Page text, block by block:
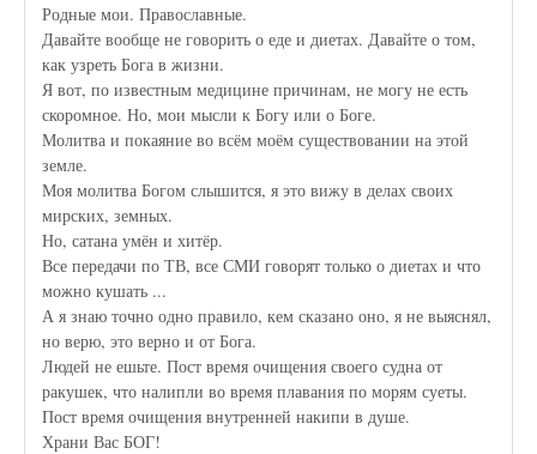
Родные мои. Православные.
Давайте вообще не говорить о еде и диетах. Давайте о том,
как узреть Бога в жизни.
Я вот, по известным медицине причинам, не могу не есть
скоромное. Но, мои мысли к Богу или о Боге.
Молитва и покаяние во всём моём существовании на этой
земле.
Моя молитва Богом слышится, я это вижу в делах своих
мирских, земных.
Но, сатана умён и хитёр.
Все передачи по ТВ, все СМИ говорят только о диетах и что
можно кушать ...
А я знаю точно одно правило, кем сказано оно, я не выяснял,
но верю, это верно и от Бога.
Людей не ешьте. Пост время очищения своего судна от
ракушек, что налипли во время плавания по морям суеты.
Пост время очищения внутренней накипи в душе.
Храни Вас БОГ!